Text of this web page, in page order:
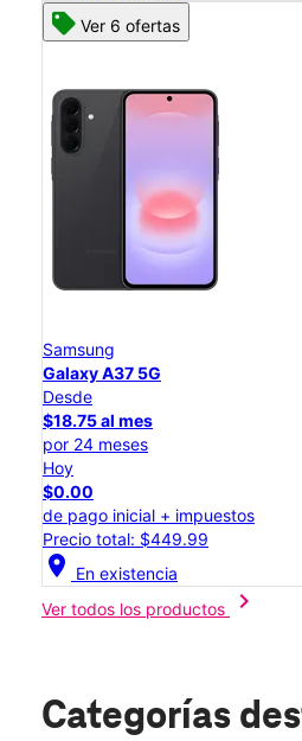
Ver 6 ofertas
Samsung
Galaxy A37 5G
Desde
$18.75 al mes
por 24 meses
Hoy
$0.00
de pago inicial + impuestos
Precio total: $449.99
location_on En existencia
Ver todos los productos
chevron_right
Categorías